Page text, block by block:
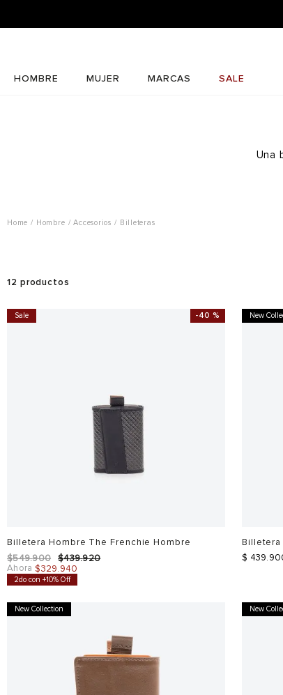
HOMBRE MUJER MARCAS SALE
Una
Hombre Accesorios Billeteras
12 productos
Sale -40 %
Billetera Hombre The Frenchie Hombre
$549.900 $439.920
Ahora $329.940
2do con +10% Off
New
Billetera
$ 439.
New Collection New